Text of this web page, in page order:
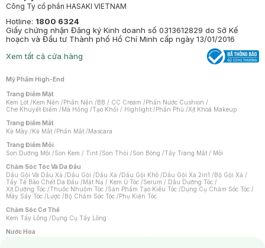
Công Ty cổ phần HASAKI VIETNAM
Hotline: 1800 6324
Giấy chứng nhận Đăng ký Kinh doanh số 0313612829 do Sở Kế
hoạch và Đầu tư Thành phố Hồ Chí Minh cấp ngày 13/01/2016
Xem tất cả cửa hàng
Mỹ Phẩm High-End
Trang Điểm Mặt
Kem Lót /Kem Nền /Phấn Nền /BB / CC Cream /Phấn Nước Cushion /
Che Khuyết Điểm /Má Hồng /Tạo Khối / Highlight /Phấn Phủ /Xịt Khoá Makeup
Trang Điểm Mắt
Kẻ Mày /Kẻ Mắt /Phấn Mắt /Mascara
Trang Điểm Môi
Son Dưỡng Môi /Son Kem / Tint /Son Thỏi /Son Bóng /Tẩy Trang Mắt / Môi
Chăm Sóc Tóc Và Da Đầu
Dầu Gội Và Dầu Xả /Dầu Gội /Dầu Xả /Dầu Gội Khô /Dầu Gội Xả 2in1 /Bộ Gội Xả /
Tẩy Tế Bào Chết Da Đầu /Mặt Nạ / Kem Ủ Tóc /Serum / Dầu Dưỡng Tóc /
Xịt Dưỡng Tóc /Thuốc Nhuộm Tóc /Sản Phẩm Tạo Kiểu Tóc /Dụng Cụ Chăm Sóc Tóc /
Máy Sấy Tóc /Lược /Bộ Chăm Sóc Tóc /Phụ Kiện Tóc
Chăm Sóc Cơ Thể
Kem Tẩy Lông /Dụng Cụ Tẩy Lông
Nước Hoa
Nước Hoa Nữ